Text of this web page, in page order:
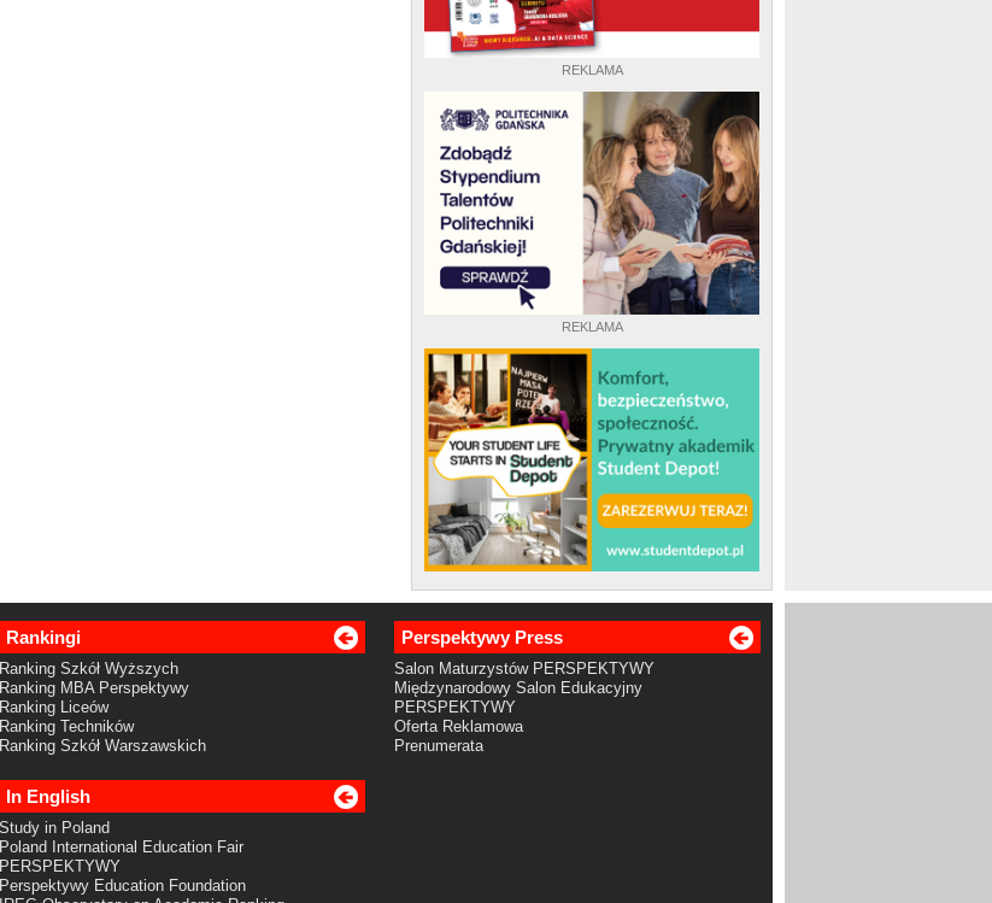
REKLAMA
REKLAMA
Rankingi
Ranking Szkół Wyższych
Ranking MBA Perspektywy
Ranking Liceów
Ranking Techników
Ranking Szkół Warszawskich
Perspektywy Press
Salon Maturzystów PERSPEKTYWY
Międzynarodowy Salon Edukacyjny
PERSPEKTYWY
Oferta Reklamowa
Prenumerata
In English
Study in Poland
Poland International Education Fair
PERSPEKTYWY
Perspektywy Education Foundation